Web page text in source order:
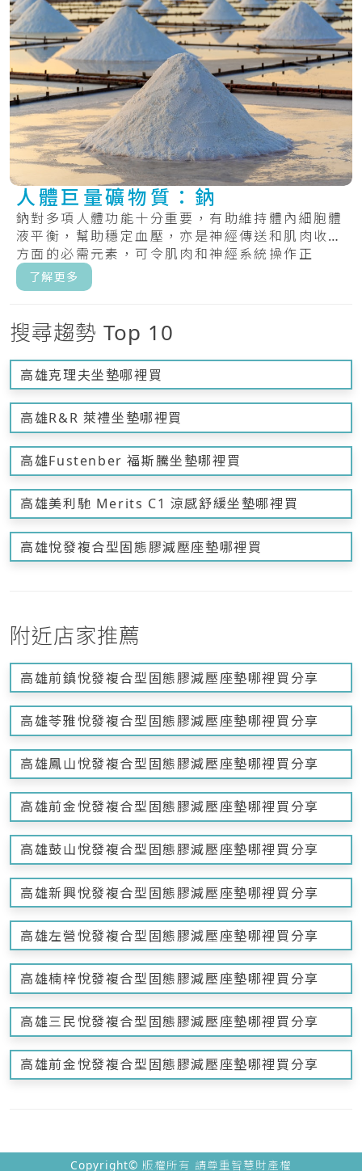
人體巨量礦物質：鈉
鈉對多項人體功能十分重要，有助維持體內細胞體
液平衡，幫助穩定血壓，亦是神經傳送和肌肉收縮
方面的必需元素，可令肌肉和神經系統操作正
常。.....
了解更多
搜尋趨勢 Top 10
高雄克理夫坐墊哪裡買
高雄R&R 萊禮坐墊哪裡買
高雄Fustenber 福斯騰坐墊哪裡買
高雄美利馳 Merits C1 涼感舒緩坐墊哪裡買
高雄悅發複合型固態膠減壓座墊哪裡買
附近店家推薦
高雄前鎮悅發複合型固態膠減壓座墊哪裡買分享
高雄苓雅悅發複合型固態膠減壓座墊哪裡買分享
高雄鳳山悅發複合型固態膠減壓座墊哪裡買分享
高雄前金悅發複合型固態膠減壓座墊哪裡買分享
高雄鼓山悅發複合型固態膠減壓座墊哪裡買分享
高雄新興悅發複合型固態膠減壓座墊哪裡買分享
高雄左營悅發複合型固態膠減壓座墊哪裡買分享
高雄楠梓悅發複合型固態膠減壓座墊哪裡買分享
高雄三民悅發複合型固態膠減壓座墊哪裡買分享
高雄前金悅發複合型固態膠減壓座墊哪裡買分享
Copyright© 版權所有 請尊重智慧財產權